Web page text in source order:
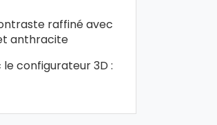
raffiné avec
anthracite
configurateur 3D :